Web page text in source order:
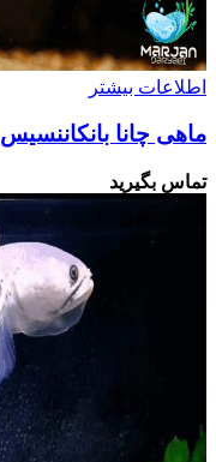
اطلاعات بیشتر
ماهی چانا بانکاننسیس 4 سانتی متر
تماس بگیرید